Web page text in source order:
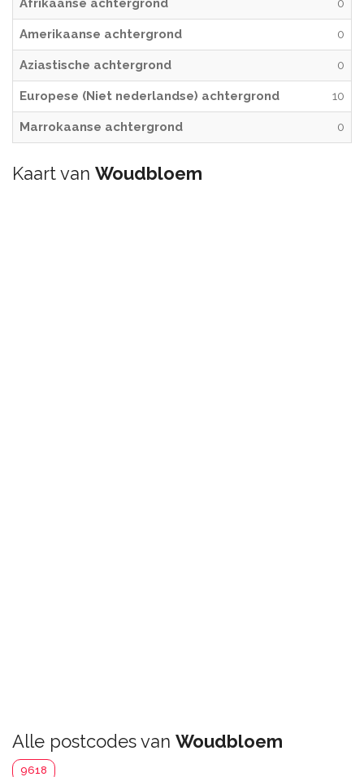
Afrikaanse achtergrond 0
Amerikaanse achtergrond 0
Aziastische achtergrond 0
Europese (Niet nederlandse) achtergrond 10
Marrokaanse achtergrond 0
Kaart van Woudbloem
Alle postcodes van Woudbloem
9618